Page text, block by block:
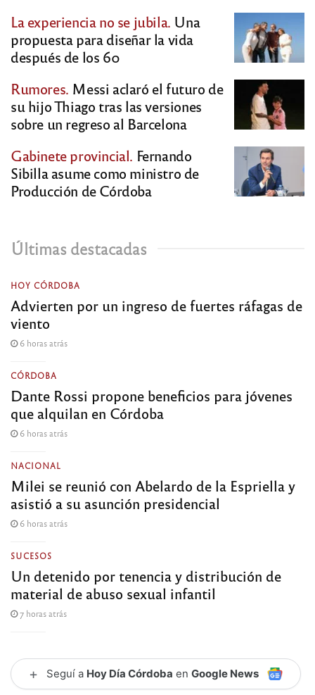
La experiencia no se jubila. Una
propuesta para diseñar la vida
después de los 60
Rumores. Messi aclaró el futuro de
su hijo Thiago tras las versiones
sobre un regreso al Barcelona
Gabinete provincial. Fernando
Sibilla asume como ministro de
Producción de Córdoba
Últimas destacadas
HOY CÓRDOBA
Advierten por un ingreso de fuertes ráfagas de
viento
6 horas atrás
CÓRDOBA
Dante Rossi propone beneficios para jóvenes
que alquilan en Córdoba
6 horas atrás
NACIONAL
Milei se reunió con Abelardo de la Espriella y
asistió a su asunción presidencial
6 horas atrás
SUCESOS
Un detenido por tenencia y distribución de
material de abuso sexual infantil
7 horas atrás
+ Seguí a Hoy Día Córdoba en Google News